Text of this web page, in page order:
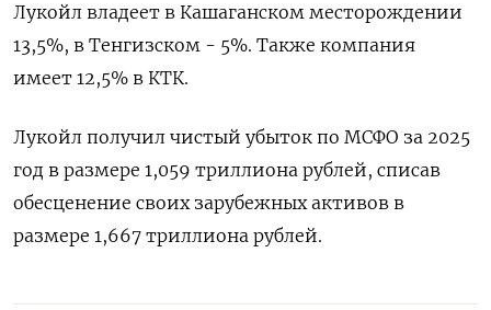
Лукойл ⁠владеет в Кашаганском месторождении
13,5%, в Тенгизском - 5%. Также компания
имеет ‌12,5% в КТК.
Лукойл получил чистый убыток ‌по МСФО за 2025
год в размере 1,059 триллиона ​рублей, списав
обесценение своих зарубежных активов в
‌размере 1,667 триллиона рублей.